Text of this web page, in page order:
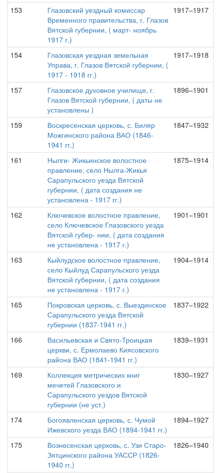
153
Глазовский уездный комиссар
Временного правительства, г. Глазов
Вятской губернии, ( март- ноябрь
1917 г.)
1917–1917
154
Глазовская уездная земельная
Управа, г. Глазов Вятской губернии, (
1917 - 1918 гг.)
1917–1918
157
Глазовское духовное училище, г.
Глазов Вятской губернии, ( даты не
установлены )
1896–1901
159
Воскресенская церковь, с. Биляр
Можгинского района ВАО (1846-
1941 гг.)
1847–1932
161
Нылги- Жикьинское волостное
правление, село Нылга-Жикья
Сарапульского уезда Вятской
губернии, ( дата создания не
установлена - 1917 гг.)
1875–1914
162
Ключевское волостное правление,
село Ключевское Глазовского уезда
Вятской губер- нии, ( дата создания
не установлена - 1917 г.)
1901–1901
163
Кыйлудское волостное правление,
село Кыйлуд Сарапульского уезда
Вятской губернии, ( дата создания
не установлена - 1917 г.)
1904–1914
165
Покровская церковь, с. Выездинское
Сарапульского уезда Вятской
губернии (1837-1941 гг.)
1837–1922
166
Васильевская и Свято-Троицкая
церкви, с. Ермолаево Киясовского
района ВАО (1841-1941 гг.)
1839–1931
169
Коллекция метрических книг
мечетей Глазовского и
Сарапульского уездов Вятской
губернии (не уст.)
1830–1927
174
Богоявленская церковь, с. Чумой
Ижевского уезда ВАО (1894-1941 гг.)
1894–1927
175
Вознесенская церковь, с. Узи Старо-
Зятцинского района УАССР (1826-
1940 гг.)
1826–1940